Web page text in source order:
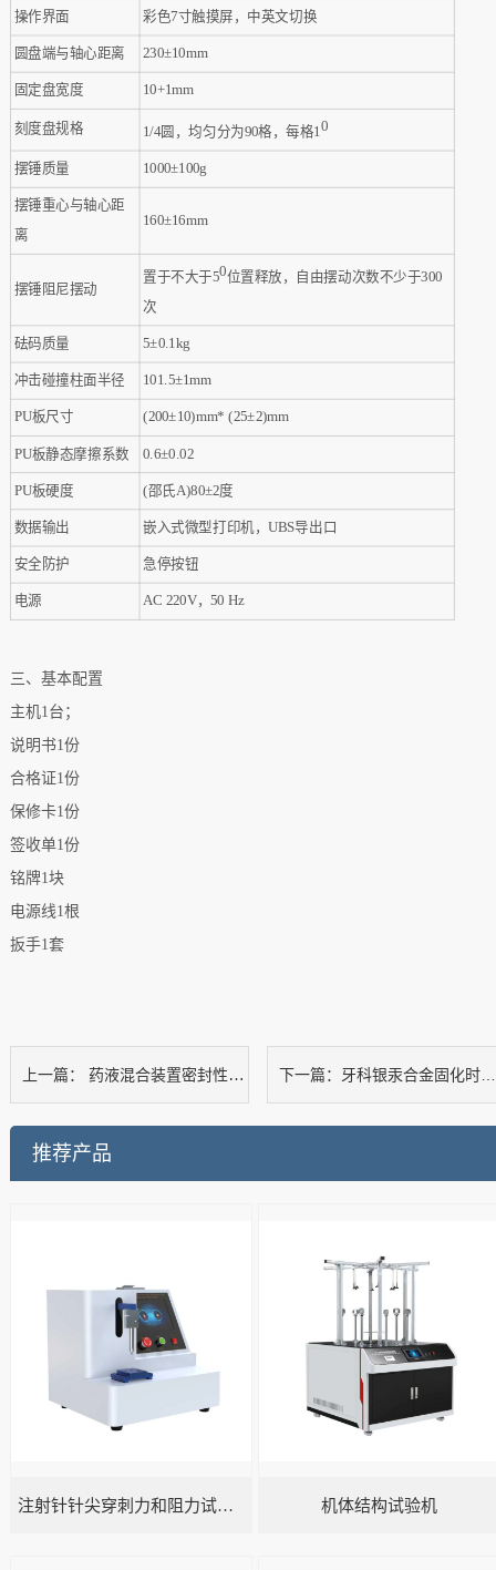
操作界面 彩色7寸触摸屏，中英文切换‌
圆盘端与轴心距离 230±10mm
固定盘宽度 10+1mm
刻度盘规格 1/4圆，均匀分为90格，每格1 0
摆锤质量 1000±100g
摆锤重心与轴心距
离
160±16mm
摆锤阻尼摆动
置于不大于50位置释放，自由摆动次数不少于300
次
砝码质量 5±0.1kg
冲击碰撞柱面半径 101.5±1mm
PU板尺寸 (200±10)mm* (25±2)mm
PU板静态摩擦系数 0.6±0.02
PU板硬度 (邵氏A)80±2度
数据输出 嵌入式微型打印机 ，UBS导出口
安全防护 急停按钮
电源 AC 220V，50 Hz
三、基本配置
主机1台；
说明书1份
合格证1份
保修卡1份
签收单1份
铭牌1块
电源线1根
扳手1套
上一篇： 药液混合装置密封性测试仪 下一篇： 牙科银汞合金固化时间尺寸变化测试仪
推荐产品
注射针针尖穿刺力和阻力试验机 机体结构试验机